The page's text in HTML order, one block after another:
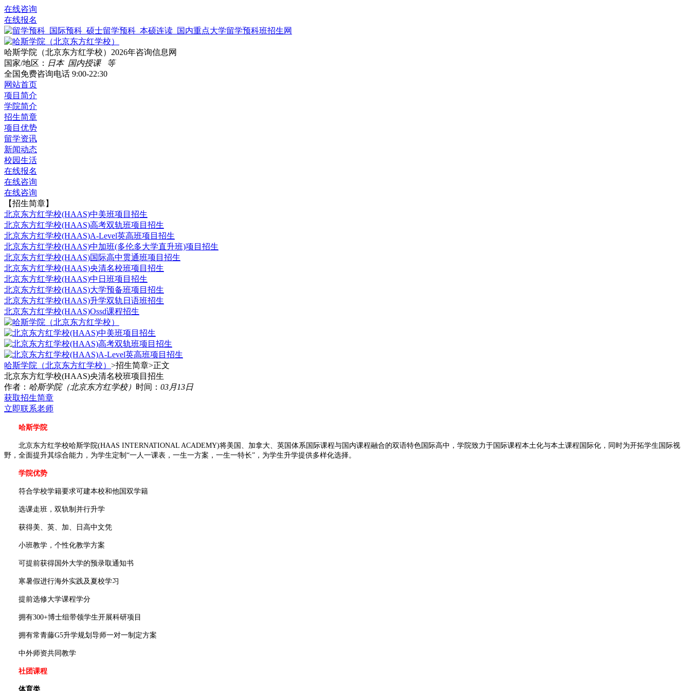
在线咨询
在线报名
哈斯学院（北京东方红学校）2026年咨询信息网
国家/地区： 日本 国内授课 等
全国免费咨询电话 9:00-22:30
网站首页
项目简介
学院简介
招生简章
项目优势
留学资讯
新闻动态
校园生活
在线报名
在线咨询
在线咨询
【招生简章】
北京东方红学校(HAAS)中美班项目招生
北京东方红学校(HAAS)高考双轨班项目招生
北京东方红学校(HAAS)A-Level英高班项目招生
北京东方红学校(HAAS)中加班(多伦多大学直升班)项目招生
北京东方红学校(HAAS)国际高中贯通班项目招生
北京东方红学校(HAAS)央清名校班项目招生
北京东方红学校(HAAS)中日班项目招生
北京东方红学校(HAAS)大学预备班项目招生
北京东方红学校(HAAS)升学双轨日语班招生
北京东方红学校(HAAS)Ossd课程招生
哈斯学院（北京东方红学校） >招生简章>正文
北京东方红学校(HAAS)央清名校班项目招生
作者： 哈斯学院（北京东方红学校） 时间： 03月13日
获取招生简章
立即联系老师
哈斯学院
北京东方红学校哈斯学院(HAAS INTERNATIONAL ACADEMY)将美国、加拿大、英国体系国际课程与国内课程融合的双语特色国际高中，学院致力于国际课程本土化与本土课程国际化，同时为开拓学生国际视
野，全面提升其综合能力，为学生定制“一人一课表，一生一方案，一生一特长”，为学生升学提供多样化选择。
学院优势
符合学校学籍要求可建本校和他国双学籍
选课走班，双轨制并行升学
获得美、英、加、日高中文凭
小班教学，个性化教学方案
可提前获得国外大学的预录取通知书
寒暑假进行海外实践及夏校学习
提前选修大学课程学分
拥有300+博士组带领学生开展科研项目
拥有常青藤G5升学规划导师一对一制定方案
中外师资共同教学
社团课程
体育类